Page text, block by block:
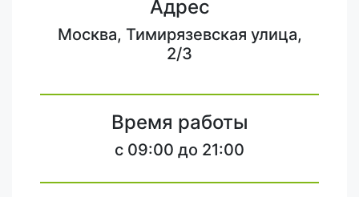
Адрес
Москва, Тимирязевская улица,
2/3
Время работы
c 09:00 до 21:00